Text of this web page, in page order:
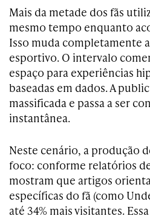
Mais da metade dos fãs
mesmo tempo enquanto
Isso muda completamente
esportivo. O intervalo
espaço para experiências
baseadas em dados. A
massificada e passa a ser
instantânea.
Neste cenário, a produção
foco: conforme relatórios
mostram que artigos
específicas do fã (como
até 34% mais visitantes.